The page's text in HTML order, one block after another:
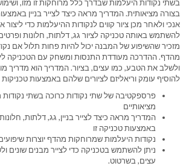
בשתי נקודות היעלמות שבדרך כלל מרוחקות זו מזו,
בצורה מציאותית. המדריך מראה כיצד לצייר בניין
אנכי ולאחר מכן ציור קווים לנקודות ההיעלמות כדי ליצור
להשתמש באותה טכניקה לציור גג, דלתות, חלונות
מזכיר שהשיפוע של המבנה יכול להיות פחות תלול אם
מהדף. ההדרכה מעודדת התנסות ומשחק עם הטכניקה
ולשלב את הטבע, כמו עצים, בציור. המדריך הוא מדריך
להוסיף עומק וריאליזם לציורים שלהם באמצעות
פרספקטיבה של שתי נקודות כרוכה בשתי נקודות
מציאותיים
המדריך מראה כיצד לצייר בניין, גג, דלתות,
באמצעות טכניקה זו
נקודות היעלמות שמרוחקות מהדף יוצרות
ניתן להשתמש בטכניקה כדי לצייר מבנים שונים
עצים, בשרטוט.